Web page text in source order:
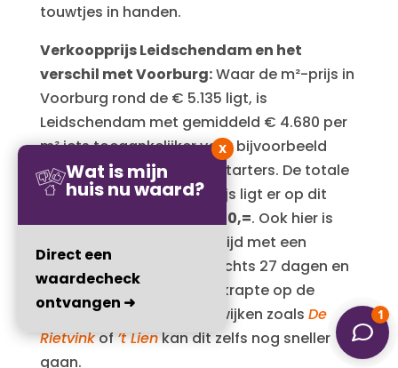
touwtjes in handen.
Verkoopprijs Leidschendam en het
verschil met Voorburg:Waar de m²-prijs in
Voorburg rond de € 5.135 ligt, is
Leidschendam met gemiddeld € 4.680 per
m² iets toegankelijker voor bijvoorbeeld
doorstroomgezinnen en starters. De totale
gemiddelde transactieprijs ligt er op dit
€ 561.000,=. Ook hier is
een gemiddelde verkooptijd met een
realistische vraagprijs slechts 27 dagen en
onderstreept de enorme krapte op de
woningmarkt. In gewilde wijken zoals De
Rietvinkof’t Lienkan dit zelfs nog sneller
gaan.
Wat is mijn
huis nu waard?
Direct een
waardecheck
ontvangen ➜
X